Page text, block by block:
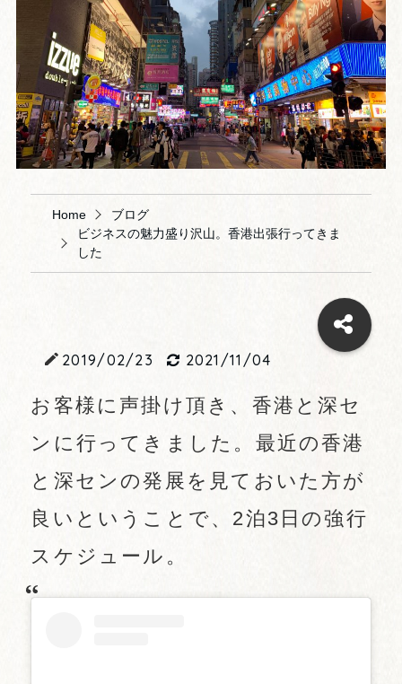
Home
ブログ
ビジネスの魅力盛り沢山。香港出張行ってきま
した
2019/02/23 2021/11/04
お客様に声掛け頂き、香港と深セ
ンに行ってきました。最近の香港
と深センの発展を見ておいた方が
良いということで、2泊3日の強行
スケジュール。